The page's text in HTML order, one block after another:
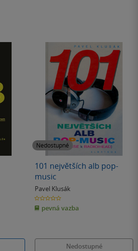
Nedostupné
101 největších alb pop-
music
Pavel Klusák
0.0
z
5
hvězdiček
pevná vazba
Nedostupné